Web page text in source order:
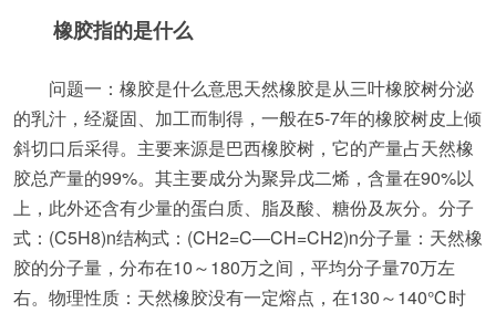
橡胶指的是什么
问题一：橡胶是什么意思天然橡胶是从三叶橡胶树分泌
的乳汁，经凝固、加工而制得，一般在5-7年的橡胶树皮上倾
斜切口后采得。主要来源是巴西橡胶树，它的产量占天然橡
胶总产量的99%。其主要成分为聚异戊二烯，含量在90%以
上，此外还含有少量的蛋白质、脂及酸、糖份及灰分。分子
式：(C5H8)n结构式：(CH2=C―CH=CH2)n分子量：天然橡
胶的分子量，分布在10～180万之间，平均分子量70万左
右。物理性质：天然橡胶没有一定熔点，在130～140℃时